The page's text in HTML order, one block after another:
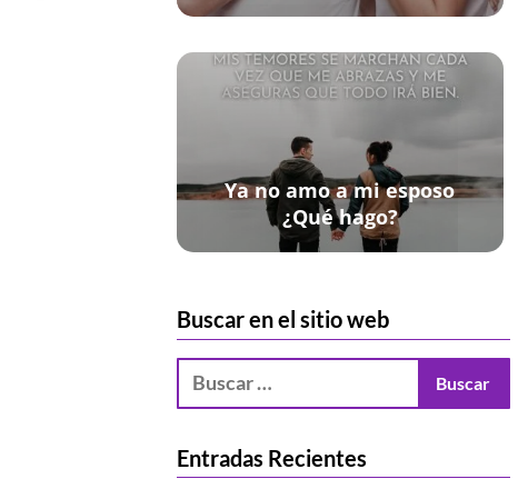
Ya no amo a mi esposo
¿Qué hago?
Buscar en el sitio web
Entradas Recientes